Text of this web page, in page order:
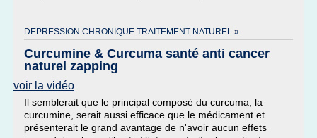
DEPRESSION CHRONIQUE TRAITEMENT NATUREL »
Curcumine & Curcuma santé anti cancer
naturel zapping
voir la vidéo
Il semblerait que le principal composé du curcuma, la
curcumine, serait aussi efficace que le médicament et
présenterait le grand avantage de n'avoir aucun effets